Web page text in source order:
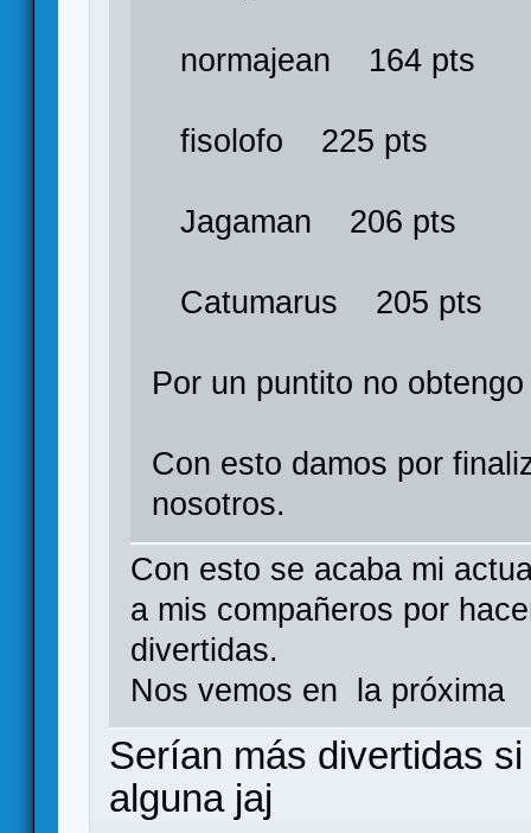
normajean 164 pts
fisolofo 225 pts
Jagaman 206 pts
Catumarus 205 pts
Por un puntito no
Con esto damos por
nosotros.
Con esto se acaba mi
a mis compañeros por
divertidas.
Nos vemos en la próxima
Serían más divertidas
alguna jaj